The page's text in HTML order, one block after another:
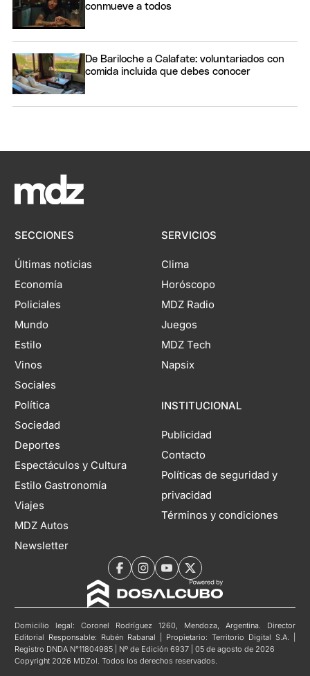
conmueve a todos
De Bariloche a Calafate: voluntariados con
comida incluida que debes conocer
SECCIONES
Últimas noticias
Economía
Policiales
Mundo
Estilo
Vinos
Sociales
Política
Sociedad
Deportes
Espectáculos y Cultura
Estilo Gastronomía
Viajes
MDZ Autos
Newsletter
SERVICIOS
Clima
Horóscopo
MDZ Radio
Juegos
MDZ Tech
Napsix
INSTITUCIONAL
Publicidad
Contacto
Políticas de seguridad y
privacidad
Términos y condiciones
Domicilio legal: Coronel Rodríguez 1260, Mendoza, Argentina. Director
Editorial Responsable: Rubén Rabanal | Propietario: Territorio Digital S.A. |
Registro DNDA N°11804985 | Nº de Edición 6937 | 05 de agosto de 2026
Copyright 2026 MDZol. Todos los derechos reservados.